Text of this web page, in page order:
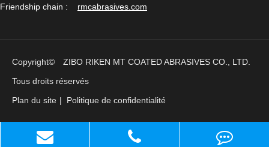
Friendship chain : rmcabrasives.com
Copyright©
ZIBO RIKEN MT COATED ABRASIVES CO., LTD.
Tous droits réservés
Plan du site | Politique de confidentialité